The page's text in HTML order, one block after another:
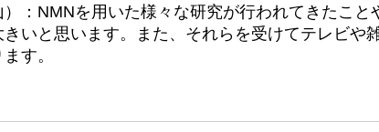
：NMNを用いた様々な研究が行われてきたこと
いと思います。また、それらを受けてテレビや
す。